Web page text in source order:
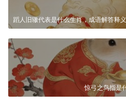
蹈人旧辙代表是什么生肖，成语解答释
惊弓之鸟指是